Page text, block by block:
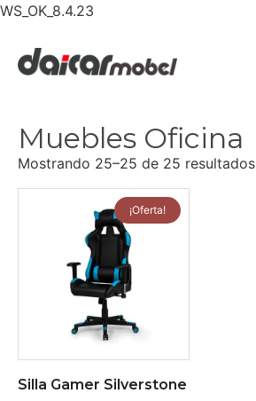
WS_OK_8.4.23
Muebles Oficina
Mostrando 25–25 de 25 resultados
¡Oferta!
Silla Gamer Silverstone